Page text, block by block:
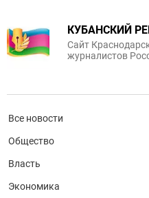
КУБАНСКИЙ
Сайт
журналистов
Все новости
Общество
Власть
Экономика